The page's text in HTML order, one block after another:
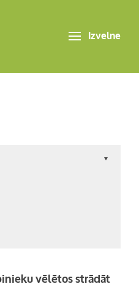
Izvelne
vēlētos strādāt